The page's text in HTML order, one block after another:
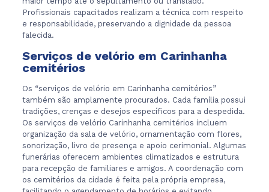
Profissionais capacitados realizam a técnica com respeito
e responsabilidade, preservando a dignidade da pessoa
falecida.
Serviços de velório em Carinhanha
cemitérios
Os “serviços de velório em Carinhanha cemitérios”
também são amplamente procurados. Cada família possui
tradições, crenças e desejos específicos para a despedida.
Os serviços de velório Carinhanha cemitérios incluem
organização da sala de velório, ornamentação com flores,
sonorização, livro de presença e apoio cerimonial. Algumas
funerárias oferecem ambientes climatizados e estrutura
para recepção de familiares e amigos. A coordenação com
os cemitérios da cidade é feita pela própria empresa,